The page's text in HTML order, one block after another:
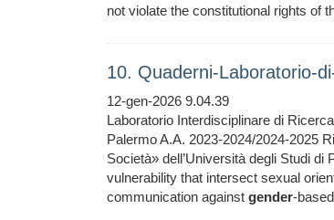
not violate the constitutional rights of
10. Quaderni-Laboratorio-
12-gen-2026 9.04.39
Laboratorio Interdisciplinare di
Palermo A.A. 2023-2024/2024-2025
Società» dell’Università degli Studi
vulnerability that intersect sexual
communication against gender-